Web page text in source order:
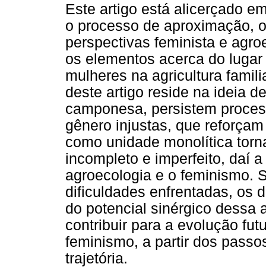
Este artigo está alicerçado
o processo de aproximação,
perspectivas feminista e
os elementos acerca do
mulheres na agricultura
deste artigo reside na ideia
camponesa, persistem
gênero injustas, que
como unidade monolítica
incompleto e imperfeito, daí
agroecologia e o feminismo.
dificuldades enfrentadas, os
do potencial sinérgico dessa
contribuir para a evolução
feminismo, a partir dos
trajetória.